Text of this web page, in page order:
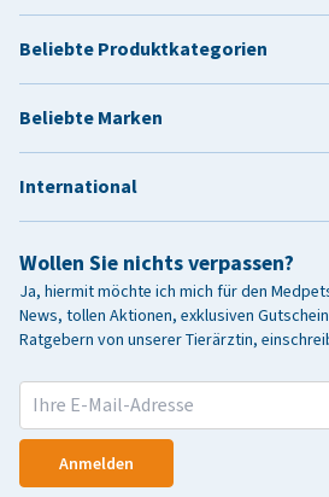
Wollen Sie nichts verpassen?
Ja, hiermit möchte ich mich für den
News, tollen Aktionen, exklusiven
Ratgebern von unserer Tierärztin,
Anmelden
Beliebte Produktkategorien
Beliebte Marken
International